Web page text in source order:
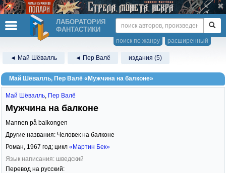
ЛАБОРАТОРИЯ
ФАНТАСТИКИ
расширенный
поиск по жанру
◄ Май Шёвалль ◄ Пер Валё издания (5)
Май Шёвалль, Пер Валё «Мужчина на балконе»
Май Шёвалль, Пер Валё
Мужчина на балконе
Mannen på balkongen
Другие названия: Человек на балконе
Роман, 1967 год; цикл «Мартин Бек»
Язык написания: шведский
Перевод на русский: